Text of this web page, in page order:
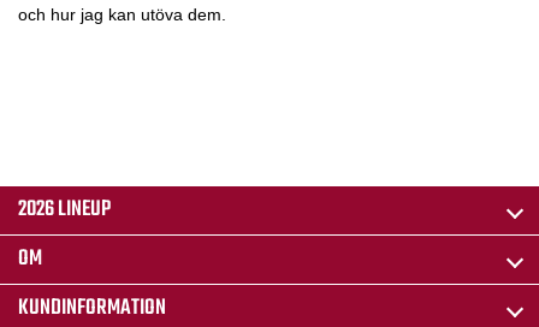
och hur jag kan utöva dem.
2026 LINEUP
OM
KUNDINFORMATION